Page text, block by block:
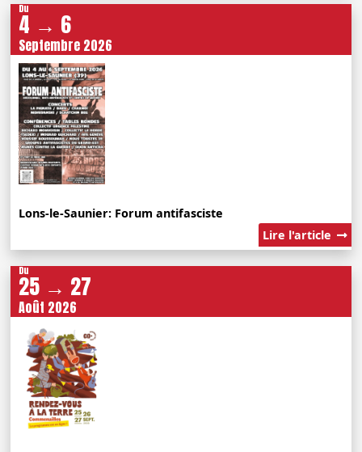
Du
4 → 6
Septembre 2026
Lons-le-Saunier: Forum antifasciste
Lire l'article
Du
25 → 27
Août 2026